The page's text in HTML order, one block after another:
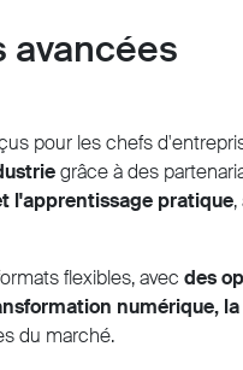
avancées
pour les chefs
grâce à des
l'apprentissage pratique
flexibles, avec des
numérique,
du marché.